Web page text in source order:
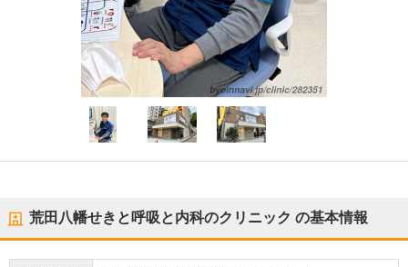
荒田八幡せきと呼吸と内科のクリニック の基本情報